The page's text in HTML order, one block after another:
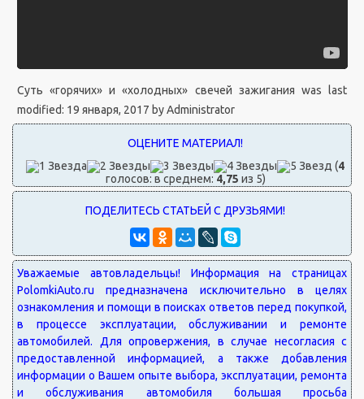
Суть «горячих» и «холодных» свечей зажигания was last
modified: 19 января, 2017 byAdministrator
(4
голосов: в среднем: 4,75 из 5)